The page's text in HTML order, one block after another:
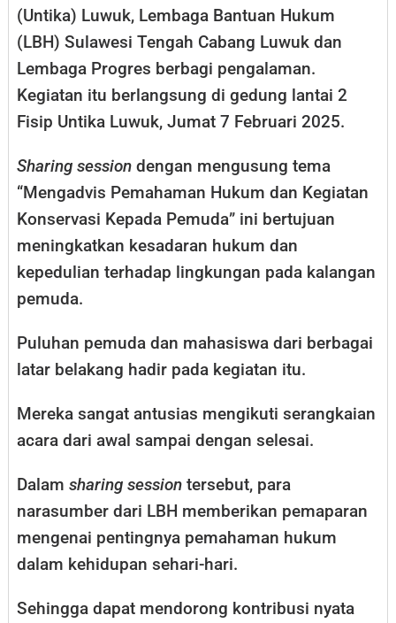
(Untika) Luwuk, Lembaga Bantuan Hukum
(LBH) Sulawesi Tengah Cabang Luwuk dan
Lembaga Progres berbagi pengalaman.
Kegiatan itu berlangsung di gedung lantai 2
Fisip Untika Luwuk, Jumat 7 Februari 2025.
Sharing session dengan mengusung tema
“Mengadvis Pemahaman Hukum dan Kegiatan
Konservasi Kepada Pemuda” ini bertujuan
meningkatkan kesadaran hukum dan
kepedulian terhadap lingkungan pada kalangan
pemuda.
Puluhan pemuda dan mahasiswa dari berbagai
latar belakang hadir pada kegiatan itu.
Mereka sangat antusias mengikuti serangkaian
acara dari awal sampai dengan selesai.
Dalam sharing session tersebut, para
narasumber dari LBH memberikan pemaparan
mengenai pentingnya pemahaman hukum
dalam kehidupan sehari-hari.
Sehingga dapat mendorong kontribusi nyata